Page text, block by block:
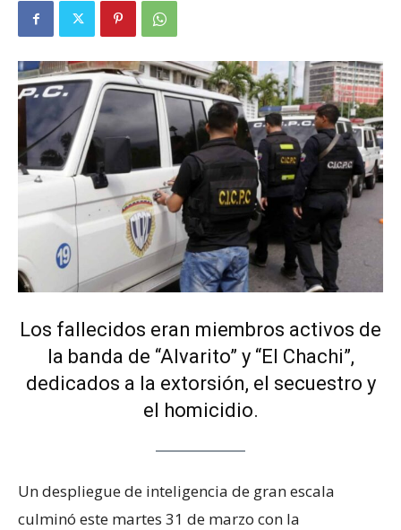
Los fallecidos eran miembros activos de
la banda de “Alvarito” y “El Chachi”,
dedicados a la extorsión, el secuestro y
el homicidio.
Un despliegue de inteligencia de gran escala
culminó este martes 31 de marzo con la